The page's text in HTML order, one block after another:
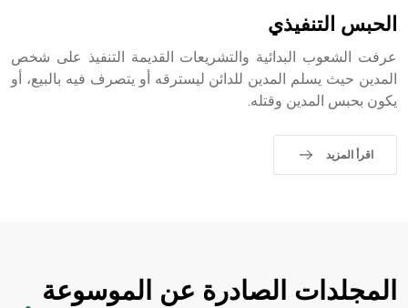
sign تكتب منفصلة غير متصلة، وتعتمد المبدأ الأكوروفوني،
حيث تقتصر القيمة الصوتية للعلامة الك
الحبس التنفيذي
عرفت الشعوب البدائية والتشريعات القديمة التنفيذ على شخص
المدين حيث يسلم المدين للدائن ليسترقه أو يتصرف فيه بالبيع، أو
يكون بحبس المدين وقتله.
اقرأ المزيد
المجلدات الصادرة عن الموسوعة